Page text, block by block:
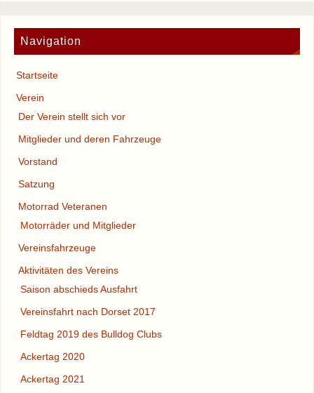
Navigation
Startseite
Verein
Der Verein stellt sich vor
Mitglieder und deren Fahrzeuge
Vorstand
Satzung
Motorrad Veteranen
Motorräder und Mitglieder
Vereinsfahrzeuge
Aktivitäten des Vereins
Saison abschieds Ausfahrt
Vereinsfahrt nach Dorset 2017
Feldtag 2019 des Bulldog Clubs
Ackertag 2020
Ackertag 2021